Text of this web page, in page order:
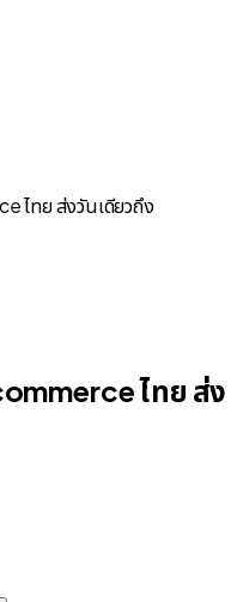
ไทย ส่งวันเดียวถึง
ไทย ส่ง